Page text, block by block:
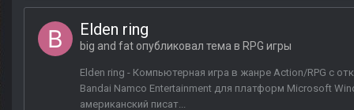
Elden ring
big and fat опубликовал тема в RPG игры
Elden ring - Компьютерная игра в жанре Action/RPG с
Bandai Namco Entertainment для платформ Microsoft
американский писат...